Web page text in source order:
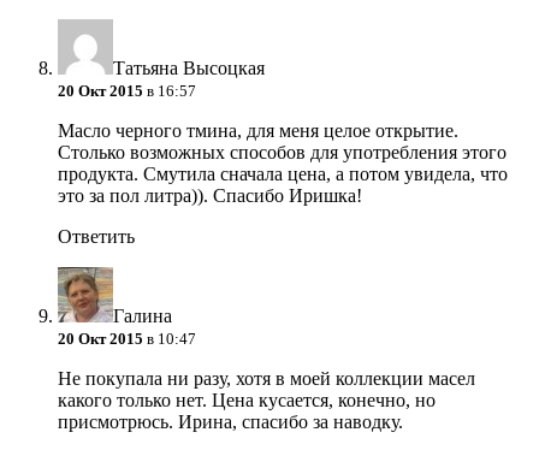
Татьяна Высоцкая
20 Окт 2015 в 16:57
Масло черного тмина, для меня целое открытие.
Столько возможных способов для употребления этого
продукта. Смутила сначала цена, а потом увидела, что
это за пол литра)). Спасибо Иришка!
Ответить
Галина
20 Окт 2015 в 10:47
Не покупала ни разу, хотя в моей коллекции масел
какого только нет. Цена кусается, конечно, но
присмотрюсь. Ирина, спасибо за наводку.